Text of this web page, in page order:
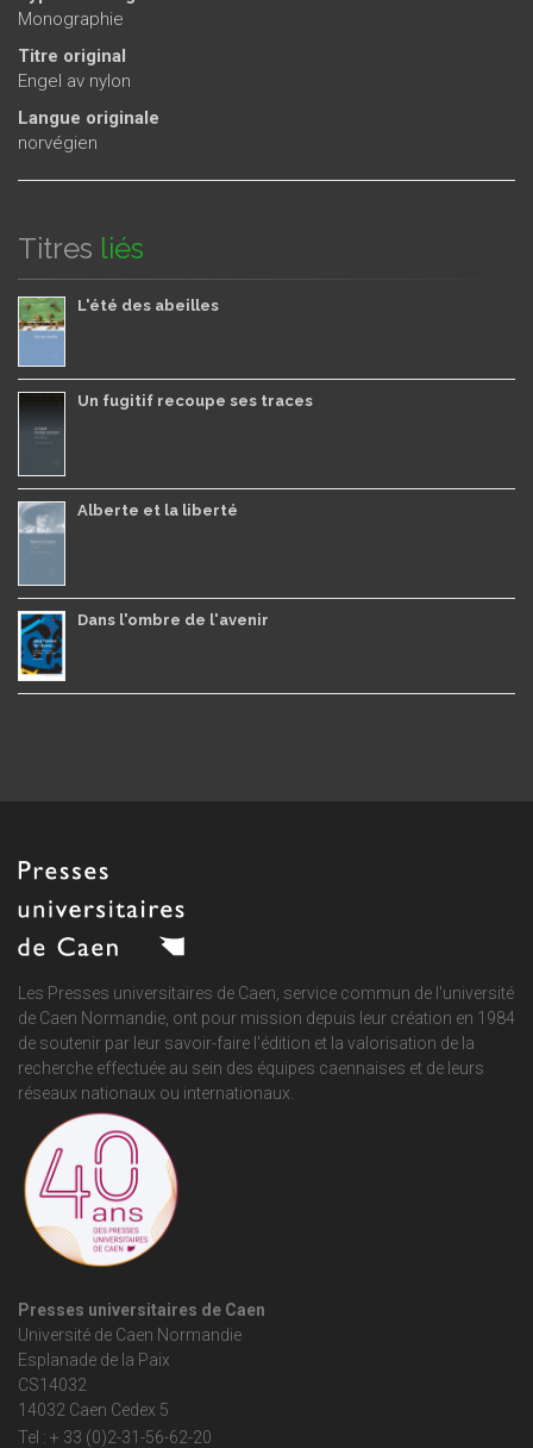
Monographie
Titre original
Engel av nylon
Langue originale
norvégien
Titres liés
L'été des abeilles
Un fugitif recoupe ses traces
Alberte et la liberté
Dans l'ombre de l'avenir
Les Presses universitaires de Caen, service commun de l'université
de Caen Normandie , ont pour mission depuis leur création en 1984
de soutenir par leur savoir-faire l'édition et la valorisation de la
recherche effectuée au sein des équipes caennaises et de leurs
réseaux nationaux ou internationaux.
Presses universitaires de Caen
Université de Caen Normandie
Esplanade de la Paix
CS14032
14032 Caen Cedex 5
Tel : + 33 (0)2-31-56-62-20